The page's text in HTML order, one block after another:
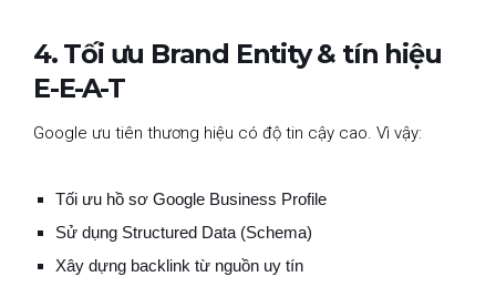
4. Tối ưu Brand Entity & tín hiệu
E-E-A-T
Google ưu tiên thương hiệu có độ tin cậy cao. Vì vậy:
Tối ưu hồ sơ Google Business Profile
Sử dụng Structured Data (Schema)
Xây dựng backlink từ nguồn uy tín